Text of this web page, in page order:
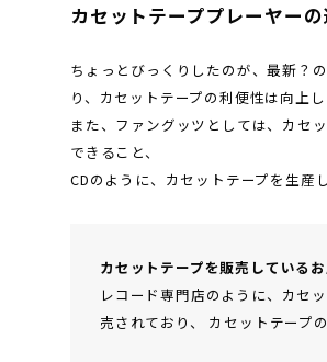
カセットテーププレーヤー
ちょっとびっくりしたのが、最新？
り、カセットテープの利便性は向上
また、ファングッツとしては、カセ
できること、
CDのように、カセットテープを生産
カセットテープを販売している
レコード専門店のように、カセ
売されており、 カセットテープ